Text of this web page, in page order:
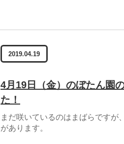
2019.04.19
4月19日（金）のぼたん園
た！
まだ咲いているのはまばらですが
があります。